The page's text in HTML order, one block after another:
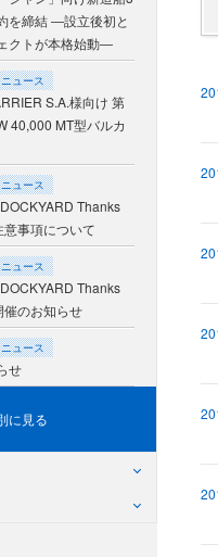
を締結 ―設立後初と
クトが本格始動―
ニュース
S.A.様向け 第
40,000 MT型バルカ
ニュース
Thanks
事項について
ニュース
Thanks
のお知らせ
ニュース
せ
に見る